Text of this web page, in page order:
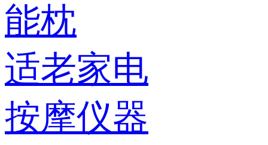
能枕
适老家电
按摩仪器